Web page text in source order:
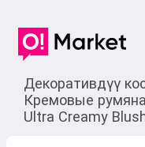
Декоративдүү
Кремовые
Ultra Creamy